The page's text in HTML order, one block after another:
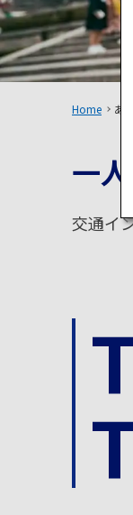
Home あ
一
交通イ